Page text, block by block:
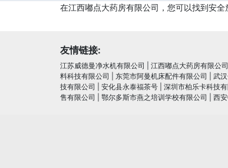
在江西嘟点大药房有限公司，您可以找到安
友情链接:
江苏威德曼净水机有限公司 江西嘟点大药房有限公司
料科技有限公司
东莞市阿曼机床配件有限公司 武
技有限公司
安化县永泰福茶号 深圳市柏乐卡科技
售有限公司
鄂尔多斯市燕之培训学校有限公司 西